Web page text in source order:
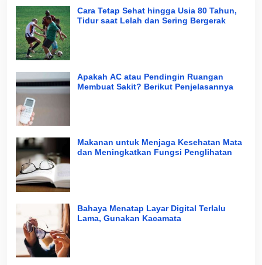
Cara Tetap Sehat hingga Usia 80 Tahun,
Tidur saat Lelah dan Sering Bergerak
Apakah AC atau Pendingin Ruangan
Membuat Sakit? Berikut Penjelasannya
Makanan untuk Menjaga Kesehatan Mata
dan Meningkatkan Fungsi Penglihatan
Bahaya Menatap Layar Digital Terlalu
Lama, Gunakan Kacamata